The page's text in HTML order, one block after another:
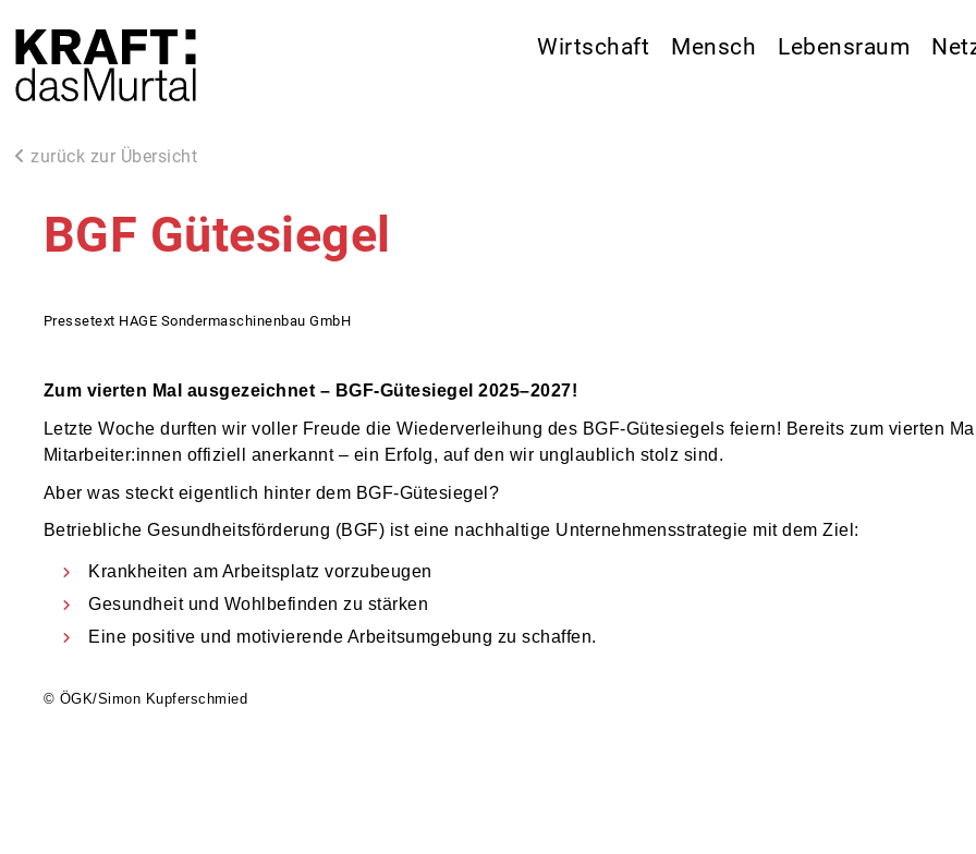
Wirtschaft Mensch Lebensraum
zurück zur Übersicht
BGF Gütesiegel
Pressetext HAGE Sondermaschinenbau GmbH
Zum vierten Mal ausgezeichnet – BGF-Gütesiegel 2025–2027!
Letzte Woche durften wir voller Freude die Wiederverleihung des BGF-Gütesiegels feiern! Bereits zum vierten
Mitarbeiter:innen offiziell anerkannt – ein Erfolg, auf den wir unglaublich stolz sind.
Aber was steckt eigentlich hinter dem BGF-Gütesiegel?
Betriebliche Gesundheitsförderung (BGF) ist eine nachhaltige Unternehmensstrategie mit dem Ziel:
Krankheiten am Arbeitsplatz vorzubeugen
Gesundheit und Wohlbefinden zu stärken
Eine positive und motivierende Arbeitsumgebung zu schaffen.
© ÖGK/Simon Kupferschmied